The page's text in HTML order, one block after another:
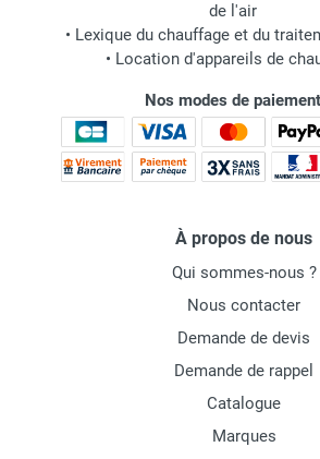
de l'air
• Lexique du chauffage et du
• Location d'appareils de
Nos modes de paiement
À propos de nous
Qui sommes-nous ?
Nous contacter
Demande de devis
Demande de rappel
Catalogue
Marques